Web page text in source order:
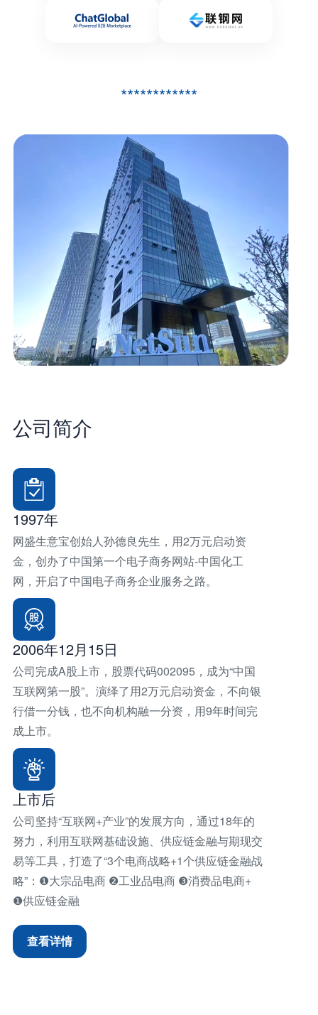
************
公司简介
1997年
网盛生意宝创始人孙德良先生，用2万元启动资
金，创办了中国第一个电子商务网站-中国化工
网，开启了中国电子商务企业服务之路。
2006年12月15日
公司完成A股上市，股票代码002095，成为“中国
互联网第一股”。演绎了用2万元启动资金，不向银
行借一分钱，也不向机构融一分资，用9年时间完
成上市。
上市后
公司坚持“互联网+产业”的发展方向，通过18年的
努力，利用互联网基础设施、供应链金融与期现交
易等工具，打造了“3个电商战略+1个供应链金融战
略”：❶大宗品电商 ❷工业品电商 ❸消费品电商+
❶供应链金融
查看详情